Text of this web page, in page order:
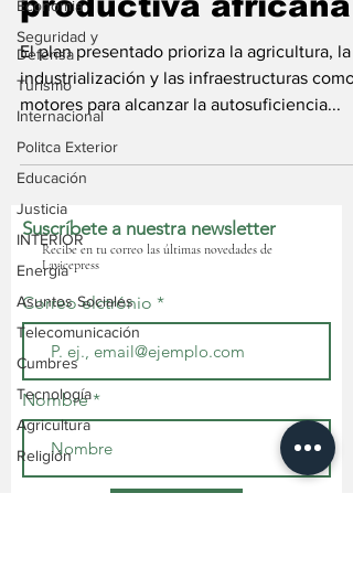
Economia
Seguridad y
Defensa
Turismo
Internacional
Politca Exterior
Educación
Justicia
INTERIOR
Energia
Asuntos Sociales
Telecomunicación
Cumbres
Tecnología
Agricultura
Religión
El plan presentado prioriza la agricultura, la
industrialización y las infraestructuras como
motores para alcanzar la autosuficiencia...
Suscríbete a nuestra newsletter
Recibe en tu correo las últimas novedades de
Lavicepress
Correo elctrónio
Nombre
Suscribirse